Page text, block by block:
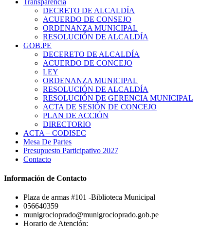
DECRETO DE ALCALDÍA
ACUERDO DE CONSEJO
ORDENANZA MUNICIPAL
RESOLUCIÓN DE ALCALDÍA
GOB.PE
DECERETO DE ALCALDÍA
ACUERDO DE CONCEJO
LEY
ORDENANZA MUNICIPAL
RESOLUCIÓN DE ALCALDÍA
RESOLUCIÓN DE GERENCIA MUNICIPAL
ACTA DE SESIÓN DE CONCEJO
PLAN DE ACCIÓN
DIRECTORIO
ACTA – CODISEC
Mesa De Partes
Presupuesto Participativo 2027
Contacto
Información de Contacto
Plaza de armas #101 -Biblioteca Municipal
056640359
munigrocioprado@munigrocioprado.gob.pe
Horario de Atención: